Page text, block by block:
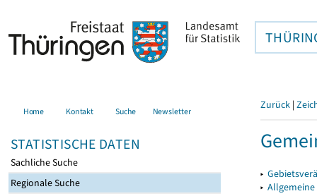
Home Kontakt Suche Newsletter
STATISTISCHE DATEN
Sachliche Suche
Regionale Suche
Zurück |
▸
▸